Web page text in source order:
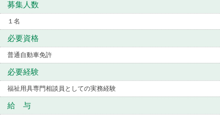
募集人数
１名
必要資格
普通自動車免許
必要経験
福祉用具専門相談員としての実務経験
給 与